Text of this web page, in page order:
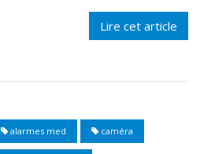
Lire cet article
alarmes med caméra